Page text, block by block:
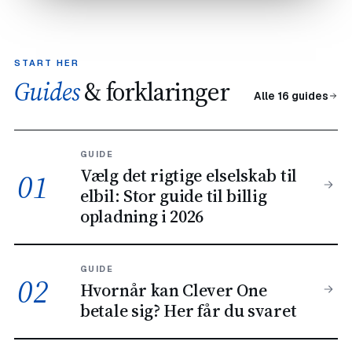
START HER
Guides& forklaringer Alle 16 guides
01
GUIDE
Vælg det rigtige elselskab til
elbil: Stor guide til billig
opladning i 2026
02
GUIDE
Hvornår kan Clever One
betale sig? Her får du svaret